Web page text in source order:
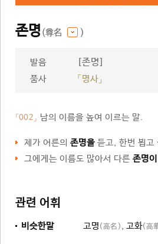
존명 (尊名 )
발음 [존명]
품사 「명사」
「002」 남의 이름을 높여 이르는 말.
제가 어른의 존명을 듣고, 한번 뵙고
그에게는 이름도 많아서 다른 존명이
관련 어휘
비슷한말 고명 (高名) , 고화(高